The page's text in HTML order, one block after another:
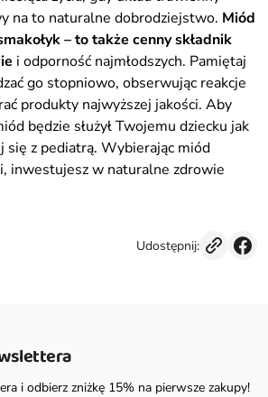
na to naturalne dobrodziejstwo. Miód
– to także cenny składnik
i odporność najmłodszych. Pamiętaj
go stopniowo, obserwując reakcje
produkty najwyższej jakości. Aby
będzie służył Twojemu dziecku jak
się z pediatrą. Wybierając miód
inwestujesz w naturalne zdrowie
Udostępnij:
i odbierz zniżkę 15% na pierwsze zakupy!